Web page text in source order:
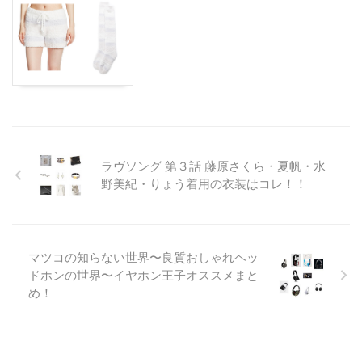
ラヴソング 第３話 藤原さくら・夏帆・水
野美紀・りょう着用の衣装はコレ！！
マツコの知らない世界〜良質おしゃれヘッ
ドホンの世界〜イヤホン王子オススメまと
め！